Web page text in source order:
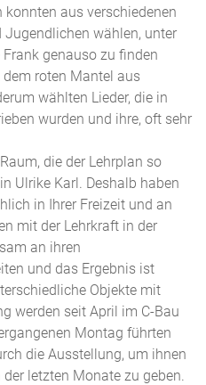
konnten aus verschiedenen
wählen, unter
genauso zu finden
roten Mantel aus
wählten Lieder, die in
wurden und ihre, oft sehr
die der Lehrplan so
Ulrike Karl. Deshalb haben
in Ihrer Freizeit und an
mit der Lehrkraft in der
an ihren
und das Ergebnis ist
Objekte mit
werden seit April im C-Bau
Montag führten
die Ausstellung, um ihnen
letzten Monate zu geben.